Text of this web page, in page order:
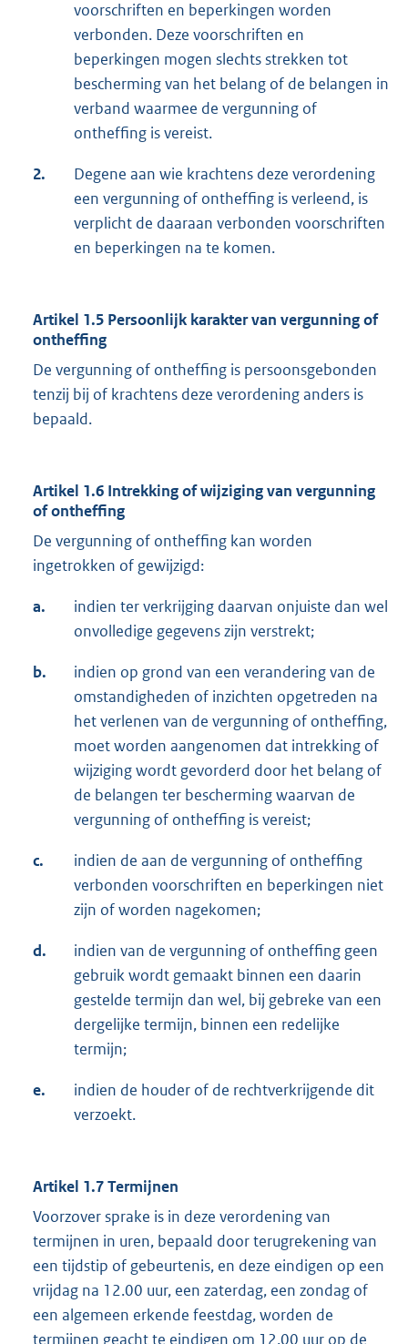
voorschriften en beperkingen worden
verbonden. Deze voorschriften en
beperkingen mogen slechts strekken tot
bescherming van het belang of de belangen in
verband waarmee de vergunning of
ontheffing is vereist.
2.
Degene aan wie krachtens deze verordening
een vergunning of ontheffing is verleend, is
verplicht de daaraan verbonden voorschriften
en beperkingen na te komen.
Artikel 1.5 Persoonlijk karakter van vergunning of
ontheffing
De vergunning of ontheffing is persoonsgebonden
tenzij bij of krachtens deze verordening anders is
bepaald.
Artikel 1.6 Intrekking of wijziging van vergunning
of ontheffing
De vergunning of ontheffing kan worden
ingetrokken of gewijzigd:
a.
indien ter verkrijging daarvan onjuiste dan wel
onvolledige gegevens zijn verstrekt;
b.
indien op grond van een verandering van de
omstandigheden of inzichten opgetreden na
het verlenen van de vergunning of ontheffing,
moet worden aangenomen dat intrekking of
wijziging wordt gevorderd door het belang of
de belangen ter bescherming waarvan de
vergunning of ontheffing is vereist;
c.
indien de aan de vergunning of ontheffing
verbonden voorschriften en beperkingen niet
zijn of worden nagekomen;
d.
indien van de vergunning of ontheffing geen
gebruik wordt gemaakt binnen een daarin
gestelde termijn dan wel, bij gebreke van een
dergelijke termijn, binnen een redelijke
termijn;
e.
indien de houder of de rechtverkrijgende dit
verzoekt.
Artikel 1.7 Termijnen
Voorzover sprake is in deze verordening van
termijnen in uren, bepaald door terugrekening van
een tijdstip of gebeurtenis, en deze eindigen op een
vrijdag na 12.00 uur, een zaterdag, een zondag of
een algemeen erkende feestdag, worden de
termijnen geacht te eindigen om 12.00 uur op de